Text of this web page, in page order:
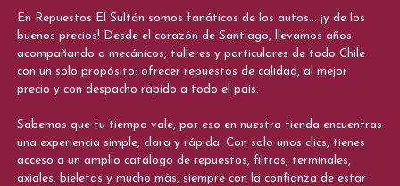
En Repuestos El Sultán somos fanáticos de los autos... ¡y de los
buenos precios! Desde el corazón de Santiago, llevamos años
acompañando a mecánicos, talleres y particulares de todo Chile
con un solo propósito: ofrecer repuestos de calidad, al mejor
precio y con despacho rápido a todo el país.
Sabemos que tu tiempo vale, por eso en nuestra tienda encuentras
una experiencia simple, clara y rápida. Con solo unos clics, tienes
acceso a un amplio catálogo de repuestos, filtros, terminales,
axiales, bieletas y mucho más, siempre con la confianza de estar